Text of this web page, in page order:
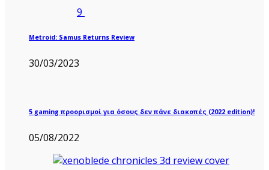
9
Metroid: Samus Returns Review
30/03/2023
5 gaming προορισμοί για όσους δεν πάνε διακοπές (2022 edition)!
05/08/2022